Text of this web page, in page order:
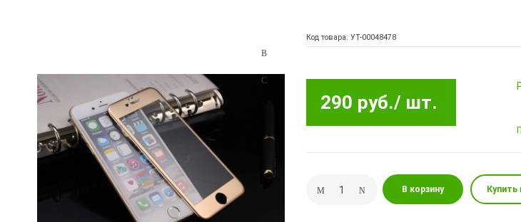
Код товара: УТ-00048478
290 руб./ шт.
В корзину Купить